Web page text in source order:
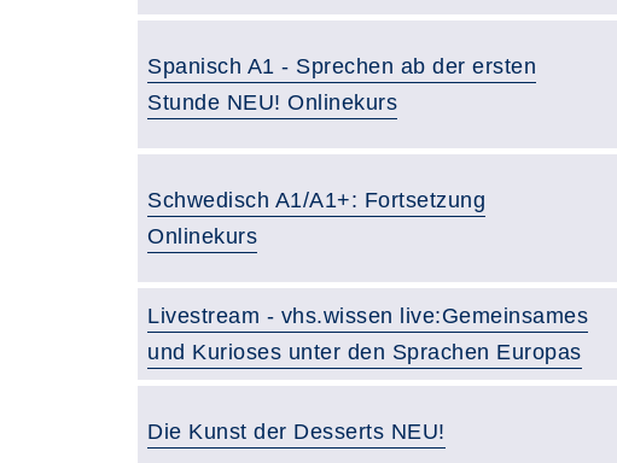
Spanisch A1 - Sprechen ab der ersten
Stunde NEU! Onlinekurs
Schwedisch A1/A1+: Fortsetzung
Onlinekurs
Livestream - vhs.wissen live:Gemeinsames
und Kurioses unter den Sprachen Europas
Die Kunst der Desserts NEU!